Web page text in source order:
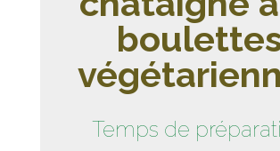
Temps de